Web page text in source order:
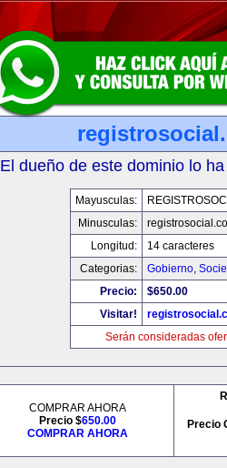
El dueño de este dominio lo
Mayusculas:
Minusculas:
Longitud:
14 caracteres
Categorias:
Gobierno,
Precio:
$650.00
Visitar!
Serán consideradas
COMPRAR AHORA
Precio $650.00
COMPRAR AHORA
Precio